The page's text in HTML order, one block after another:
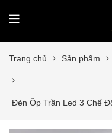
Trang chủ Sản phẩm
Đèn Ốp Trần Led 3 Chế